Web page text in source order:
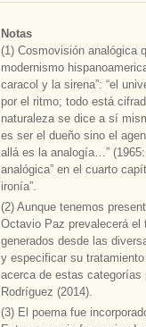
Notas
(1) Cosmovisión analógica
modernismo
caracol y la sirena”: “el
por el ritmo; todo está
naturaleza se dice a sí
es ser el dueño sino el
allá es la analogía…”
analógica” en el cuarto
ironía”.
(2) Aunque tenemos
Octavio Paz prevalecerá el
generados desde las
y especificar su
acerca de estas categorías
Rodríguez (2014).
(3) El poema fue